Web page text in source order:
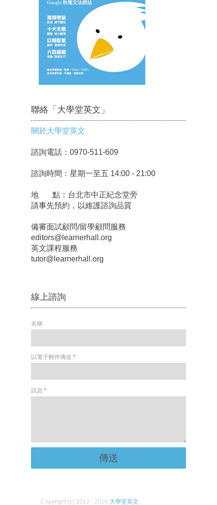
聯絡「大學堂英文」
關於大學堂英文
諮詢電話：0970-511-609
諮詢時間：星期一至五 14:00 - 21:00
地 點：台北市中正紀念堂旁
請事先預約，以維護諮詢品質
備審面試顧問/留學顧問服務
editors@learnerhall.org
英文課程服務
tutor@learnerhall.org
線上諮詢
名稱
以電子郵件傳送 *
訊息 *
Copyright (c) 2012 - 2026 大學堂英文